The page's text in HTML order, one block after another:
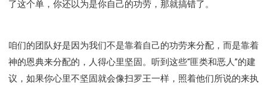
了这个单，你还以为是你自己的功劳，那就搞错了。
咱们的团队好是因为我们不是靠着自己的功劳来分配，而是靠着
神的恩典来分配的，人得心里坚固。听到这些“匪类和恶人”的建
议，如果你心里不坚固就会像扫罗王一样，照着他们所说的来执